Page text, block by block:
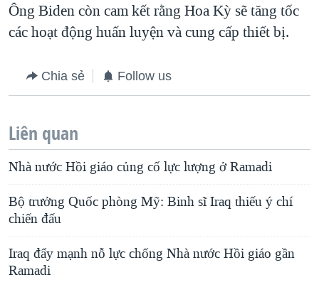
Ông Biden còn cam kết rằng Hoa Kỳ sẽ tăng tốc
các hoạt động huấn luyện và cung cấp thiết bị.
Chia sẻ Follow us
Liên quan
Nhà nước Hồi giáo củng cố lực lượng ở Ramadi
Bộ trưởng Quốc phòng Mỹ: Binh sĩ Iraq thiếu ý chí
chiến đấu
Iraq đẩy mạnh nỗ lực chống Nhà nước Hồi giáo gần
Ramadi